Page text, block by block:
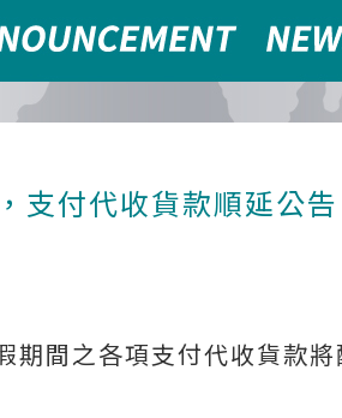
支付代收貨款順延公告
間之各項支付代收貨款